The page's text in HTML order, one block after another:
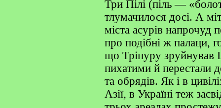
Три Пілі (піль —
тлумачилося досі. А
міста асурів напрочуд
про подібні ж палаци,
що Тріпуру зруйнував
пихатими й перестали
та обрядів. Як і в
Азії, в Україні теж